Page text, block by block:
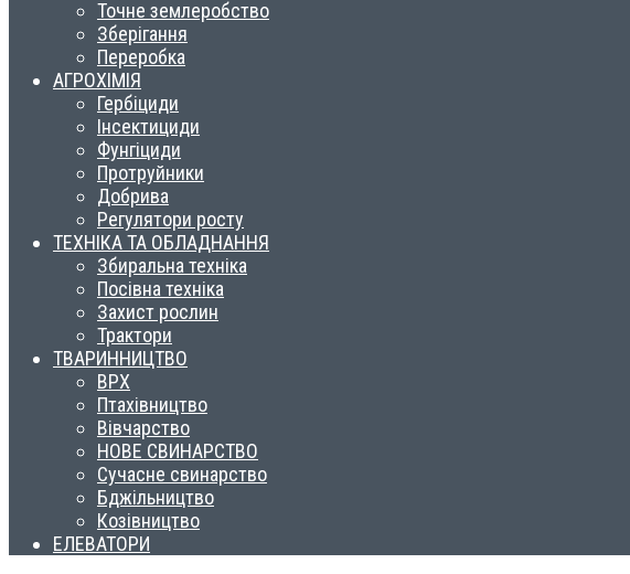
Точне землеробство
Зберігання
Переробка
АГРОХІМІЯ
Гербіциди
Інсектициди
Фунгіциди
Протруйники
Добрива
Регулятори росту
ТЕХНІКА ТА ОБЛАДНАННЯ
Збиральна техніка
Посівна техніка
Захист рослин
Трактори
ТВАРИННИЦТВО
ВРХ
Птахівництво
Вівчарство
НОВЕ СВИНАРСТВО
Сучасне свинарство
Бджільництво
Козівництво
ЕЛЕВАТОРИ